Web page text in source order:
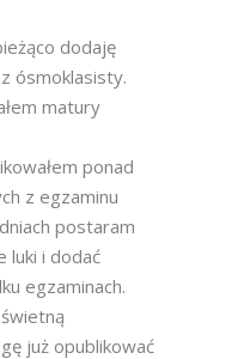
dodaję
ósmoklasisty.
matury
ponad
z egzaminu
postaram
luki i dodać
egzaminach.
już opublikować